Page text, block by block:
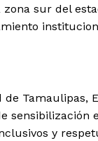
zona sur del
Tamaulipas,
sensibilización
y